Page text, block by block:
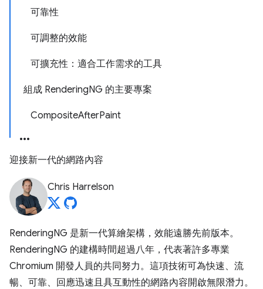
可靠性
可調整的效能
可擴充性：適合工作需求的工具
組成 RenderingNG 的主要專案
CompositeAfterPaint
迎接新一代的網路內容
Chris Harrelson
RenderingNG 是新一代算繪架構，效能遠勝先前版本。
RenderingNG 的建構時間超過八年，代表著許多專業
Chromium 開發人員的共同努力。這項技術可為快速、流
暢、可靠、回應迅速且具互動性的網路內容開啟無限潛力。